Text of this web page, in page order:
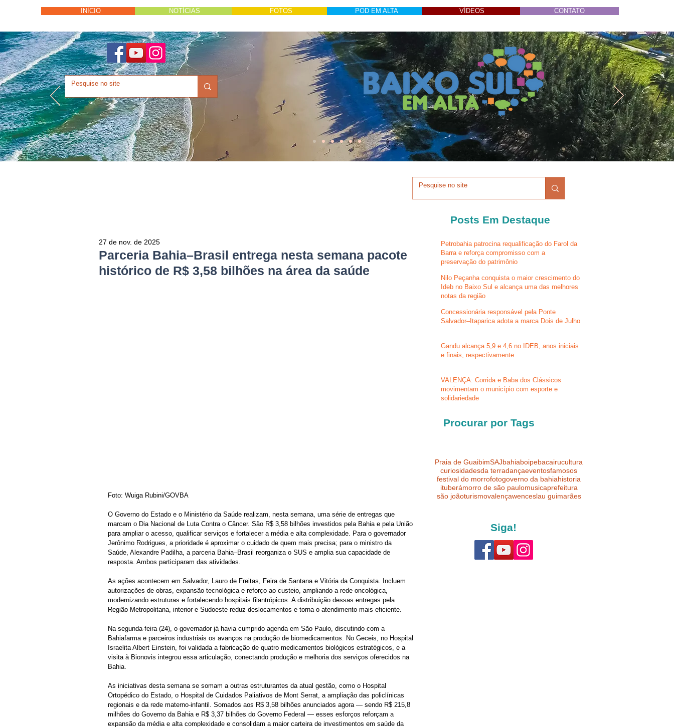
INÍCIO NOTÍCIAS FOTOS POD EM ALTA VÍDEOS CONTATO
Parceria Bahia–Brasil entrega nesta semana pacote
histórico de R$ 3,58 bilhões na área da saúde
27 de nov. de 2025
Foto: Wuiga Rubini/GOVBA
O Governo do Estado e o Ministério da Saúde realizam, nesta semana, uma série de entregas que
marcam o Dia Nacional de Luta Contra o Câncer. São R$ 3,58 bilhões investidos pela Bahia e pela União
para ampliar o acesso, qualificar serviços e fortalecer a média e alta complexidade. Para o governador
Jerônimo Rodrigues, a prioridade é aproximar o cuidado de quem mais precisa; para o ministro da
Saúde, Alexandre Padilha, a parceria Bahia–Brasil reorganiza o SUS e amplia sua capacidade de
resposta. Ambos participaram das atividades.
As ações acontecem em Salvador, Lauro de Freitas, Feira de Santana e Vitória da Conquista. Incluem
autorizações de obras, expansão tecnológica e reforço ao custeio, ampliando a rede oncológica,
modernizando estruturas e fortalecendo hospitais filantrópicos. A distribuição dessas entregas pela
Região Metropolitana, interior e Sudoeste reduz deslocamentos e torna o atendimento mais eficiente.
Na segunda-feira (24), o governador já havia cumprido agenda em São Paulo, discutindo com a
Bahiafarma e parceiros industriais os avanços na produção de biomedicamentos. No Geceis, no Hospital
Israelita Albert Einstein, foi validada a fabricação de quatro medicamentos biológicos estratégicos, e a
visita à Bionovis integrou essa articulação, conectando produção e melhoria dos serviços oferecidos na
Bahia.
As iniciativas desta semana se somam a outras estruturantes da atual gestão, como o Hospital
Ortopédico do Estado, o Hospital de Cuidados Paliativos de Mont Serrat, a ampliação das policlínicas
regionais e da rede materno-infantil. Somados aos R$ 3,58 bilhões anunciados agora — sendo R$ 215,8
milhões do Governo da Bahia e R$ 3,37 bilhões do Governo Federal — esses esforços reforçam a
expansão da média e alta complexidade e consolidam a maior carteira de investimentos em saúde da
Posts Em Destaque
Petrobahia patrocina requalificação do Farol da
Barra e reforça compromisso com a
preservação do patrimônio
Nilo Peçanha conquista o maior crescimento do
Ideb no Baixo Sul e alcança uma das melhores
notas da região
Concessionária responsável pela Ponte
Salvador–Itaparica adota a marca Dois de Julho
Gandu alcança 5,9 e 4,6 no IDEB, anos iniciais
e finais, respectivamente
VALENÇA: Corrida e Baba dos Clássicos
movimentam o município com esporte e
solidariedade
Procurar por Tags
Praia de GuaibimSAJbahiaboipebacairucultura
curiosidadesda terradançaeventosfamosos
festival do morrofotogoverno da bahiahistoria
ituberámorro de são paulomusicaprefeitura
são joãoturismovalençawenceslau guimarães
Siga!